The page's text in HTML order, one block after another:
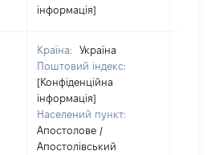
інформація]
Країна:
Україна
Поштовий індекс:
[Конфіденційна
інформація]
Населений пункт:
Апостолове /
Апостолівський